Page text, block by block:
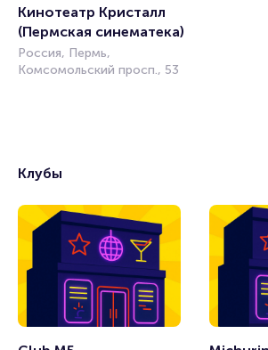
Кинотеатр Кристалл
(Пермская синематека)
Россия, Пермь,
Комсомольский просп., 53
Клубы